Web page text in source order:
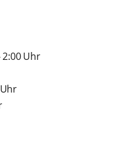
2:00 Uhr